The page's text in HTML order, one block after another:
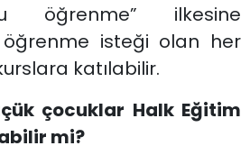
öğrenme” ilkesine
öğrenme isteği olan her
katılabilir.
çocuklar Halk Eğitim
mi?